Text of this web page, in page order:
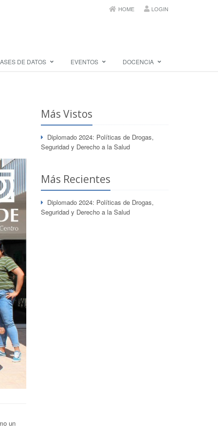
HOME LOGIN
DE DATOS EVENTOS DOCENCIA
un
Más Vistos
Diplomado 2024: Políticas de Drogas,
Seguridad y Derecho a la Salud
Más Recientes
Diplomado 2024: Políticas de Drogas,
Seguridad y Derecho a la Salud